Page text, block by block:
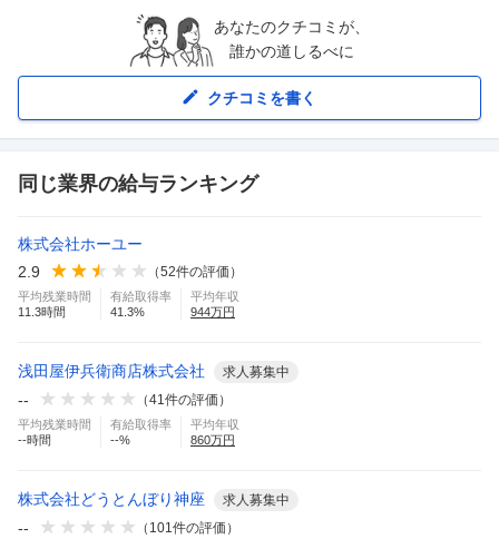
あなたのクチコミが、
誰かの道しるべに
クチコミを書く
同じ業界の給与ランキング
株式会社ホーユー
2.9
（52件の評価）
平均残業時間
11.3時間
有給取得率
41.3%
平均年収
944万円
浅田屋伊兵衛商店株式会社 求人募集中
-- （41 件の評価）
平均残業時間
--時間
有給取得率
--%
平均年収
860万円
株式会社どうとんぼり神座 求人募集中
-- （ 101 件の評価）